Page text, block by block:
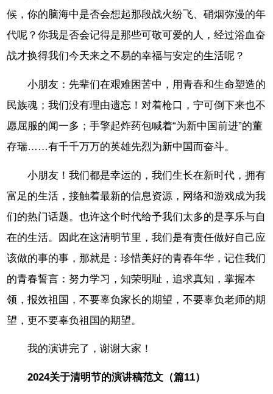
候，你的脑海中是否会想起那段战火纷飞、硝烟弥漫的年
代呢？你我是否会记得是那些可敬可爱的人，经过浴血奋
战才换得我们今天来之不易的幸福与安定的生活呢？
小朋友：先辈们在艰难困苦中，用青春和生命塑造的
民族魂；我们没有理由遗忘！对着枪口，宁可倒下来也不
愿屈服的闻一多；手擎起炸药包喊着“为新中国前进”的董
存瑞……有千千万万的英雄先烈为新中国而奋斗。
小朋友！我们都是幸运的，我们生长在新时代，拥有
富足的生活，接触着最新的信息资源，网络和游戏成为我
们的热门话题。也许这个时代给予我们太多的是享乐与自
在的生活。因此在这清明节里，我们是有责任做好自己应
该做的事的事，那就是：珍惜美好的青春年华，记住我们
的青春誓言：努力学习，知荣明耻，追求真知，掌握本
领，报效祖国，不要辜负家长的期望，不要辜负老师的期
望，更不要辜负祖国的期望。
我的演讲完了，谢谢大家！
2024关于清明节的演讲稿范文（篇11）